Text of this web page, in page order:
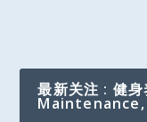
最新关注 : 健
Maintenance,